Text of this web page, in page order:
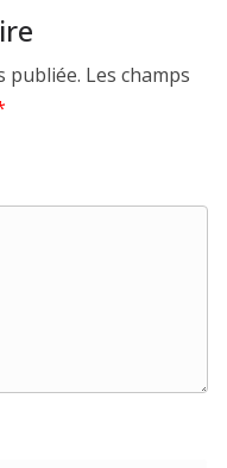
publiée. Les champs